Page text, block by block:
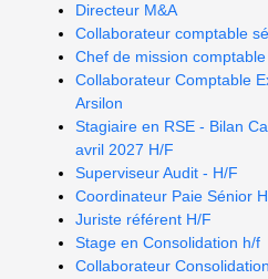
Directeur M&A
Collaborateur comptable
Chef de mission
Collaborateur Comptable
Arsilon
Stagiaire en RSE - Bilan
avril 2027 H/F
Superviseur Audit - H/F
Coordinateur Paie Sénior
Juriste référent H/F
Stage en Consolidation h/f
Collaborateur